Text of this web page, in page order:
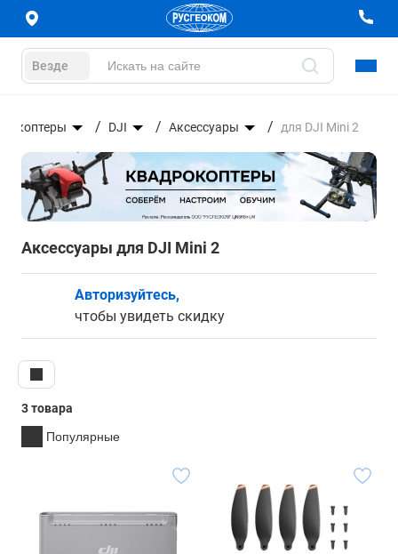
Везде
DJI Аксессуары для DJI Mini 2
Аксессуары для DJI Mini 2
Авторизуйтесь,
чтобы увидеть скидку
3 товара
Популярные